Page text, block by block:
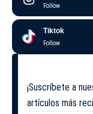
Follow
Tiktok
Follow
¡Suscríbete a
artículos más